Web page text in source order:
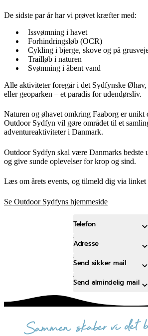
De sidste par år har vi prøvet kræfter med:
Issvømning i havet
Forhindringsløb (OCR)
Cykling i bjerge, skove og på
Trailløb i naturen
Svømning i åbent vand
Alle aktiviteter foregår i det Sydfynske
eller geoparken – et paradis for udendørsliv.
Naturen og øhavet omkring Faaborg er
Outdoor Sydfyn vil gøre området til et
adventureaktiviteter i Danmark.
Outdoor Sydfyn skal være Danmarks bedste
og give sunde oplevelser for krop og sind.
Læs om årets events, og tilmeld dig via linket
Se Outdoor Sydfyns hjemmeside
Telefon
Adresse
Send sikker mail
Send almindelig mail
sammen skaber vi det bedste sted